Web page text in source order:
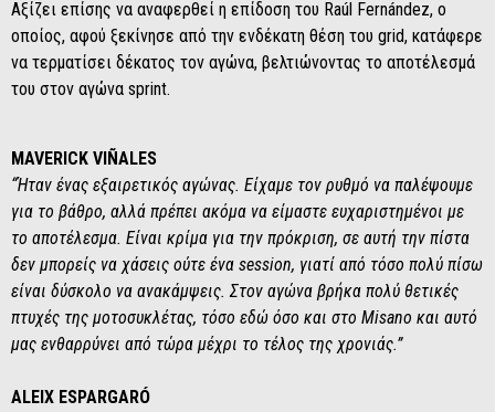
Αξίζει επίσης να αναφερθεί η επίδοση του Raúl Fernández, ο
οποίος, αφού ξεκίνησε από την ενδέκατη θέση του grid, κατάφερε
να τερματίσει δέκατος τον αγώνα, βελτιώνοντας το αποτέλεσμά
του στον αγώνα sprint.
MAVERICK VIÑALES
“Ήταν ένας εξαιρετικός αγώνας. Είχαμε τον ρυθμό να παλέψουμε
για το βάθρο, αλλά πρέπει ακόμα να είμαστε ευχαριστημένοι με
το αποτέλεσμα. Είναι κρίμα για την πρόκριση, σε αυτή την πίστα
δεν μπορείς να χάσεις ούτε ένα session, γιατί από τόσο πολύ πίσω
είναι δύσκολο να ανακάμψεις. Στον αγώνα βρήκα πολύ θετικές
πτυχές της μοτοσυκλέτας, τόσο εδώ όσο και στο Misano και αυτό
μας ενθαρρύνει από τώρα μέχρι το τέλος της χρονιάς.”
ALEIX ESPARGARÓ